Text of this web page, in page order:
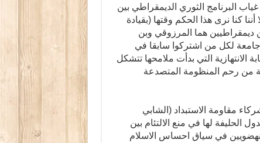
في منظومة 23 أكتوبر 2011 ورغم غياب البرنامج الثوري الديمقراطي بين
كنا نرى هذا الحكم وقتها (بقيادة
هما المرزوقي وبن
جامعة لكل من اشتركوا سابقا في
الانتهازية التي بدأت ملامحها تتشكل
من رحم المنظومة المتصدعة
مقاومة الاستبداد (الشابي
الحليفة لها في منع الالتئام بين
في سياق احساس الاسلام